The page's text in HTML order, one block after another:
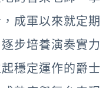
成軍以來就定期
步培養演奏實力
穩定運作的爵士